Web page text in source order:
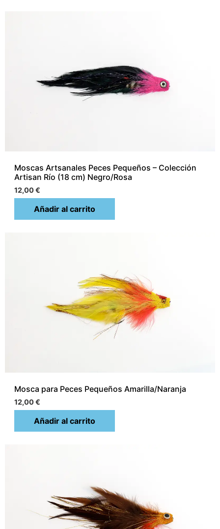
Moscas Artsanales Peces Pequeños – Colección
Artisan Río (18 cm) Negro/Rosa
12,00€
Añadir al carrito
Mosca para Peces Pequeños Amarilla/Naranja
12,00€
Añadir al carrito